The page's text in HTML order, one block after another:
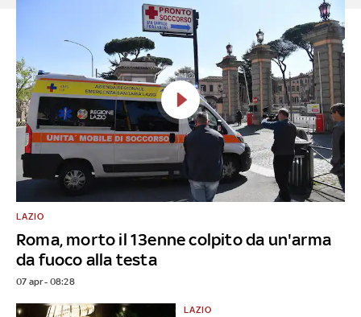
Roma, morto il 13enne colpito da un'arma
da fuoco alla testa
LAZIO
07 apr - 08:28
LAZIO